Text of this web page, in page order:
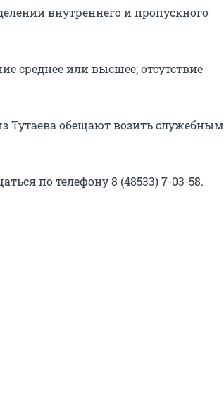
внутреннего и пропускного
среднее или высшее; отсутствие
Тутаева обещают возить служебным
по телефону 8 (48533) 7-03-58.